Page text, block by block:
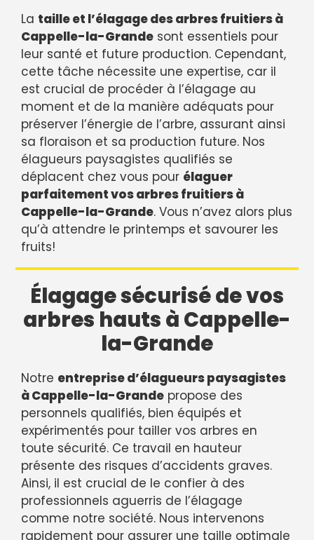
La taille et l’élagage des arbres fruitiers à
Cappelle-la-Grande sont essentiels pour
leur santé et future production. Cependant,
cette tâche nécessite une expertise, car il
est crucial de procéder à l’élagage au
moment et de la manière adéquats pour
préserver l’énergie de l’arbre, assurant ainsi
sa floraison et sa production future. Nos
élagueurs paysagistes qualifiés se
déplacent chez vous pour élaguer
parfaitement vos arbres fruitiers à
Cappelle-la-Grande. Vous n’avez alors plus
qu’à attendre le printemps et savourer les
fruits!
Élagage sécurisé de vos
arbres hauts à Cappelle-
la-Grande
Notre entreprise d’élagueurs paysagistes
à Cappelle-la-Grande propose des
personnels qualifiés, bien équipés et
expérimentés pour tailler vos arbres en
toute sécurité. Ce travail en hauteur
présente des risques d’accidents graves.
Ainsi, il est crucial de le confier à des
professionnels aguerris de l’élagage
comme notre société. Nous intervenons
rapidement pour assurer une taille optimale